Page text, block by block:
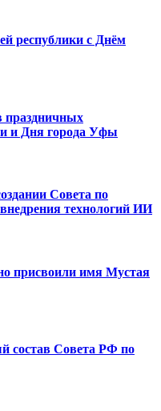
республики с Днём
праздничных
и Дня города Уфы
Совета по
технологий ИИ
присвоили имя Мустая
состав Совета РФ по